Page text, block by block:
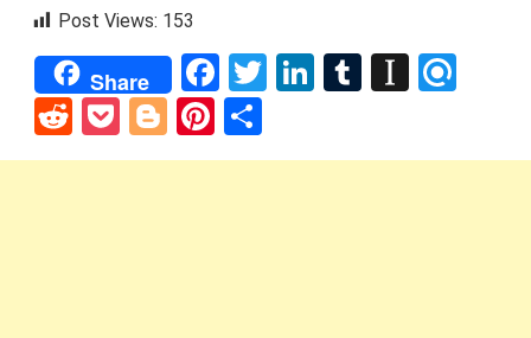
Post Views: 153
Share Facebook
TwitterLinkedIn
Tumblr
RedditPocket
BloggerPinterest